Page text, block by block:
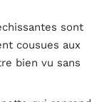
sont
cousues aux
bien vu sans